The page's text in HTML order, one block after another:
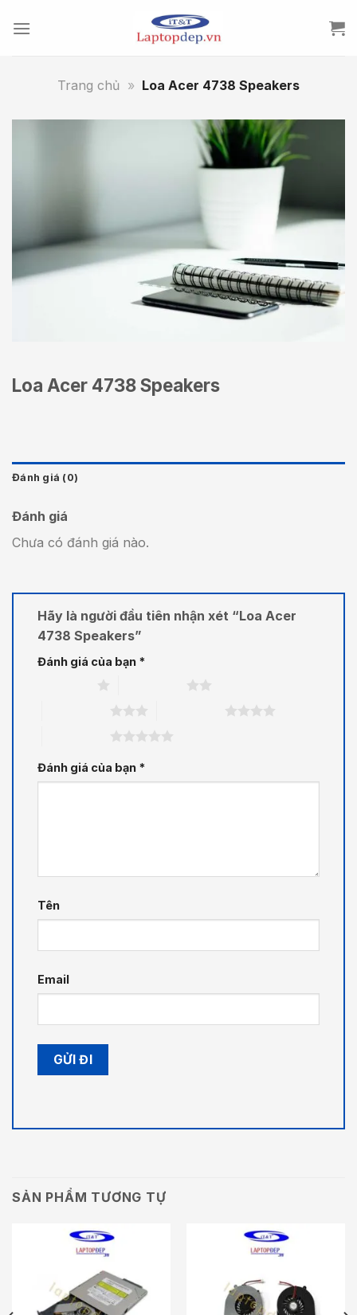
Trang chủ » Loa Acer 4738 Speakers
Loa Acer 4738 Speakers
Đánh giá (0)
Đánh giá
Chưa có đánh giá nào.
Hãy là người đầu tiên nhận xét “Loa Acer
4738 Speakers”
Đánh giá của bạn *
Đánh giá của bạn *
Tên
Email
SẢN PHẨM TƯƠNG TỰ